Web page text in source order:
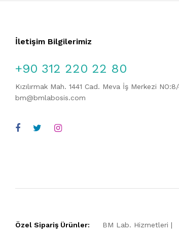
İletişim Bilgilerimiz
+90 312 220 22 80
Kızılırmak Mah. 1441 Cad. Meva İş Merkezi
bm@bmlabosis.com
Özel Sipariş Ürünler: BM Lab. Hizmetleri